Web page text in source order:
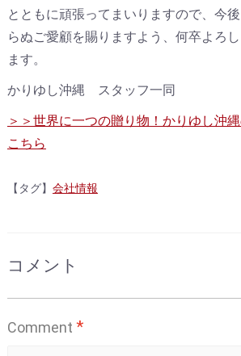
とともに頑張ってまいりますので、今
らぬご愛顧を賜りますよう、何卒よろ
ます。
かりゆし沖縄 スタッフ一同
＞＞世界に一つの贈り物！かりゆし沖
こちら
【タグ】 会社情報
コメント
Comment *